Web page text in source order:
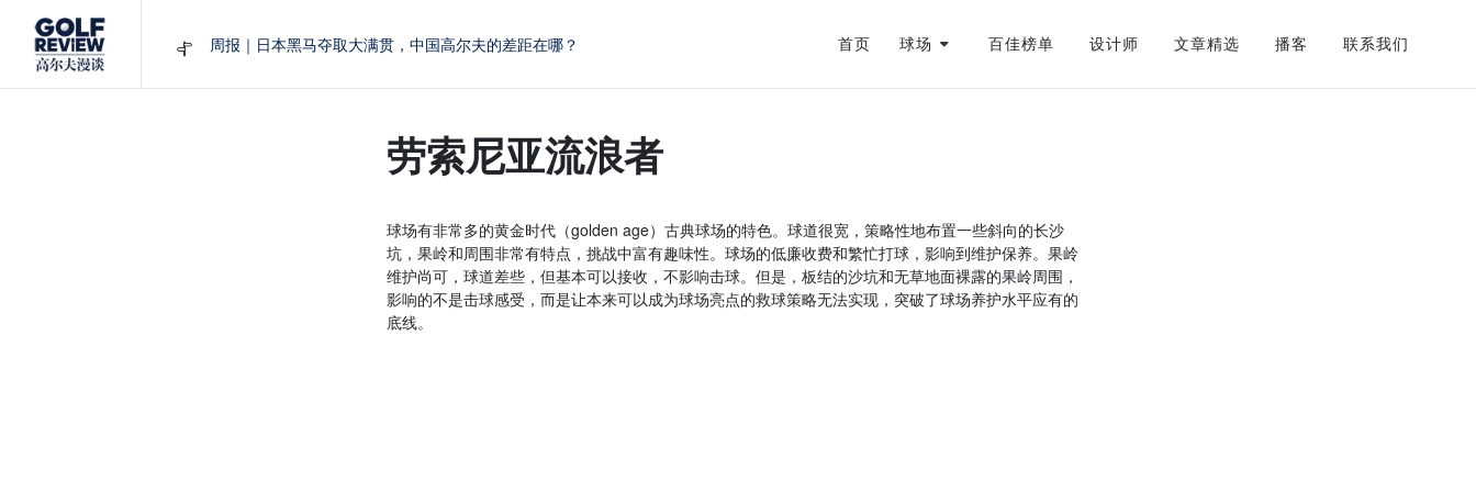
周报｜日本黑马夺取大满贯，中国高尔夫的差距在哪？
查莉·赫尔：不断制造“麻烦”的流量明星
首页 球场 百佳榜单 设计师 文章精选 播客 联系我们
劳索尼亚流浪者
球场有非常多的黄金时代（golden age）古典球场的特色。球道很宽，策略性地布置一些斜向的长沙
坑，果岭和周围非常有特点，挑战中富有趣味性。球场的低廉收费和繁忙打球，影响到维护保养。果岭
维护尚可，球道差些，但基本可以接收，不影响击球。但是，板结的沙坑和无草地面裸露的果岭周围，
影响的不是击球感受，而是让本来可以成为球场亮点的救球策略无法实现，突破了球场养护水平应有的
底线。